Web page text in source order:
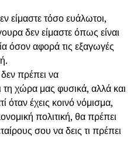
είμαστε τόσο ευάλωτοι,
δεν είμαστε όπως είναι
όσον αφορά τις εξαγωγές
πρέπει να
χώρα μας φυσικά, αλλά και
έχεις κοινό νόμισμα,
πολιτική, θα πρέπει
σου να δεις τι πρέπει